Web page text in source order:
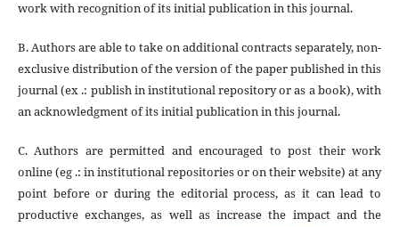
work with recognition of its initial publication in this journal.
B. Authors are able to take on additional contracts separately, non-
exclusive distribution of the version of the paper published in this
journal (ex .: publish in institutional repository or as a book), with
an acknowledgment of its initial publication in this journal.
C. Authors are permitted and encouraged to post their work
online (eg .: in institutional repositories or on their website) at any
point before or during the editorial process, as it can lead to
productive exchanges, as well as increase the impact and the